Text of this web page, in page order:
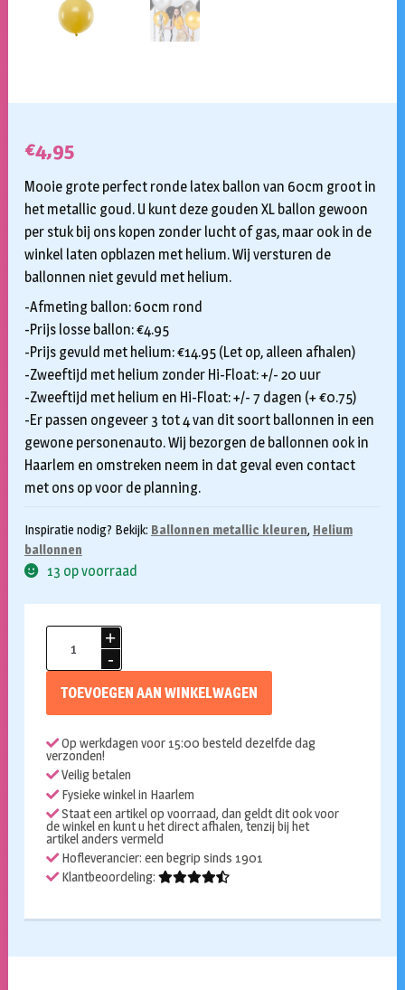
€4,95
Mooie grote perfect ronde latex ballon van 60cm groot in
het metallic goud. U kunt deze gouden XL ballon gewoon
per stuk bij ons kopen zonder lucht of gas, maar ook in de
winkel laten opblazen met helium. Wij versturen de
ballonnen niet gevuld met helium.
-Afmeting ballon: 60cm rond
-Prijs losse ballon: €4.95
-Prijs gevuld met helium: €14.95 (Let op, alleen afhalen)
-Zweeftijd met helium zonder Hi-Float: +/- 20 uur
-Zweeftijd met helium en Hi-Float: +/- 7 dagen (+ €0.75)
-Er passen ongeveer 3 tot 4 van dit soort ballonnen in een
gewone personenauto. Wij bezorgen de ballonnen ook in
Haarlem en omstreken neem in dat geval even contact
met ons op voor de planning.
Inspiratie nodig? Bekijk: Ballonnen metallic kleuren, Helium
ballonnen
13 op voorraad
rond
per
stuk
aantal
TOEVOEGEN AAN WINKELWAGEN
Op werkdagen voor 15:00 besteld dezelfde dag
verzonden!
Veilig betalen
Fysieke winkel in Haarlem
Staat een artikel op voorraad, dan geldt dit ook voor
de winkel en kunt u het direct afhalen, tenzij bij het
artikel anders vermeld
Hofleverancier: een begrip sinds 1901
Klantbeoordeling: